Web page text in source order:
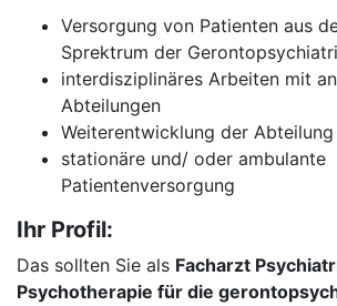
Versorgung von Patienten aus
Sprektrum der
interdisziplinäres Arbeiten mit
Abteilungen
Weiterentwicklung der Abteilung
stationäre und/ oder ambulante
Patientenversorgung
Ihr Profil:
Das sollten Sie als Facharzt
Psychotherapie für die